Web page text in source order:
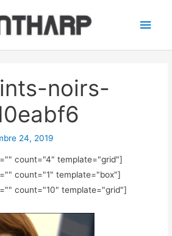
noirs-
24, 2019
" count="4" template="grid"]
" count="1" template="box"]
" count="10" template="grid"]